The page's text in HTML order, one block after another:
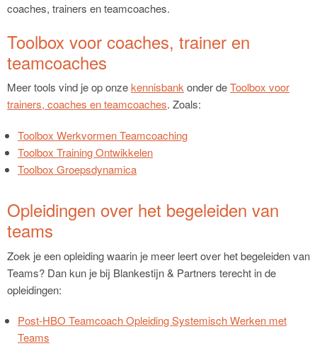
coaches, trainers en teamcoaches.
Toolbox voor coaches, trainer en
teamcoaches
Meer tools vind je op onzekennisbankonder deToolbox voor
trainers, coaches en teamcoaches. Zoals:
Toolbox Werkvormen Teamcoaching
Toolbox Training Ontwikkelen
Toolbox Groepsdynamica
Opleidingen over het begeleiden van
teams
Zoek je een opleiding waarin je meer leert over het begeleiden van
Teams? Dan kun je bij Blankestijn & Partners terecht in de
opleidingen:
Post-HBO Teamcoach Opleiding Systemisch Werken met
Teams